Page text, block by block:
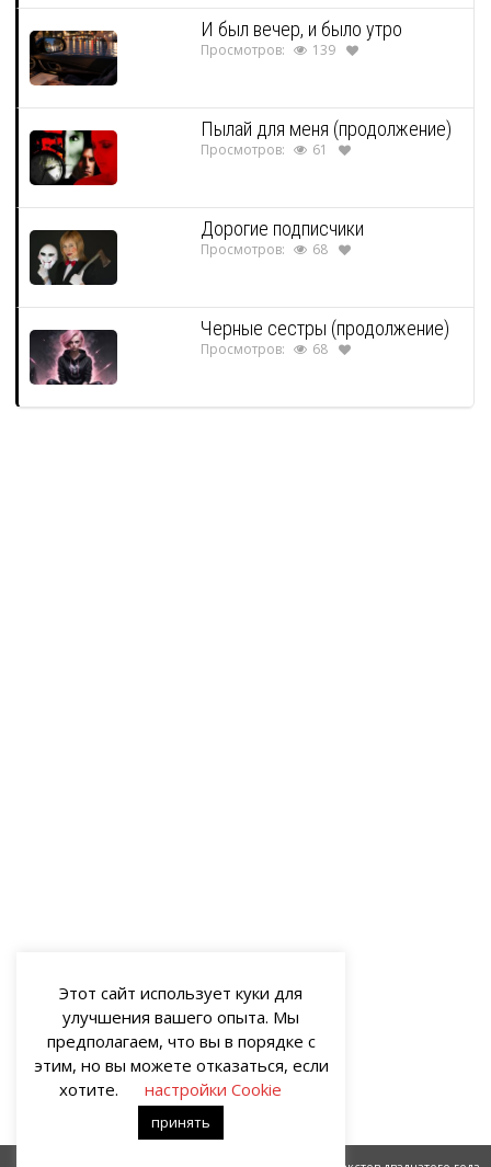
И был вечер, и было утро
Просмотров: 139
Пылай для меня (продолжение)
Просмотров: 61
Дорогие подписчики
Просмотров: 68
Черные сестры (продолжение)
Просмотров: 68
Этот сайт использует куки для
улучшения вашего опыта. Мы
предполагаем, что вы в порядке с
этим, но вы можете отказаться, если
хотите.
настройки Cookie
принять